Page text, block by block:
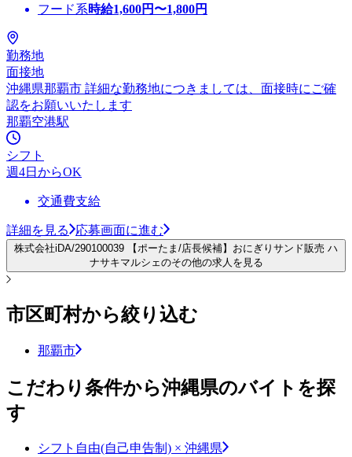
フード系時給1,600円〜1,800円
勤務地
面接地
沖縄県那覇市 詳細な勤務地につきましては、面接時にご確
認をお願いいたします
那覇空港駅
シフト
週4日からOK
交通費支給
詳細を見る 応募画面に進む
株式会社iDA/290100039 【ポーたま/店長候補】おにぎりサンド販売 ハ
ナサキマルシェのその他の求人を見る
市区町村から絞り込む
那覇市
こだわり条件から沖縄県のバイトを探
す
シフト自由(自己申告制) × 沖縄県